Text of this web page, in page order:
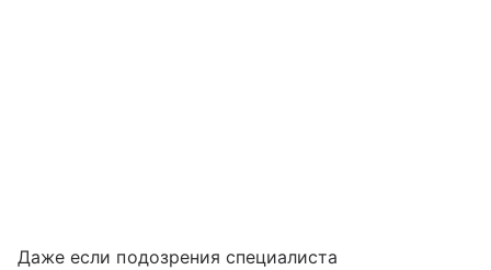
Даже если подозрения специалиста